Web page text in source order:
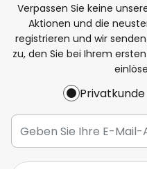
Verpassen Sie keine
Aktionen und die
registrieren und wir
zu, den Sie bei Ihrem
Privatkunde